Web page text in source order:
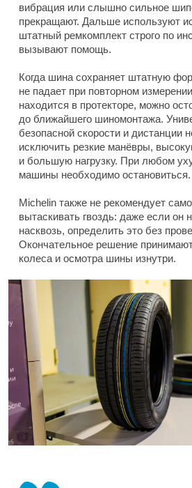
вибрация или слышно сильное
прекращают. Дальше используют
штатный ремкомплект строго по
вызывают помощь.
Когда шина сохраняет штатную
не падает при повторном
находится в протекторе, можно
до ближайшего шиномонтажа.
безопасной скорости и дистанции
исключить резкие манёвры,
и большую нагрузку. При любом
машины необходимо остановиться.
Michelin также не рекомендует
вытаскивать гвоздь: даже если он
насквозь, определить это без
Окончательное решение
колеса и осмотра шины изнутри.